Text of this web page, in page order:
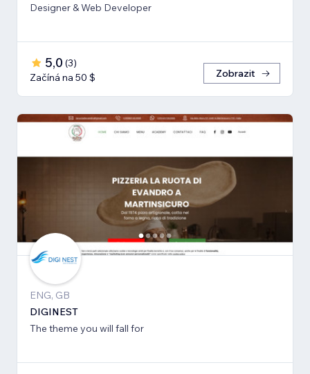
Designer & Web Developer
5,0 (3)
Začíná na 50 $
Zobrazit
ENG, GB
DIGINEST
The theme you will fall for